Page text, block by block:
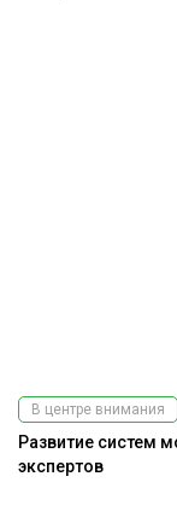
В центре внимания
Развитие систем
экспертов